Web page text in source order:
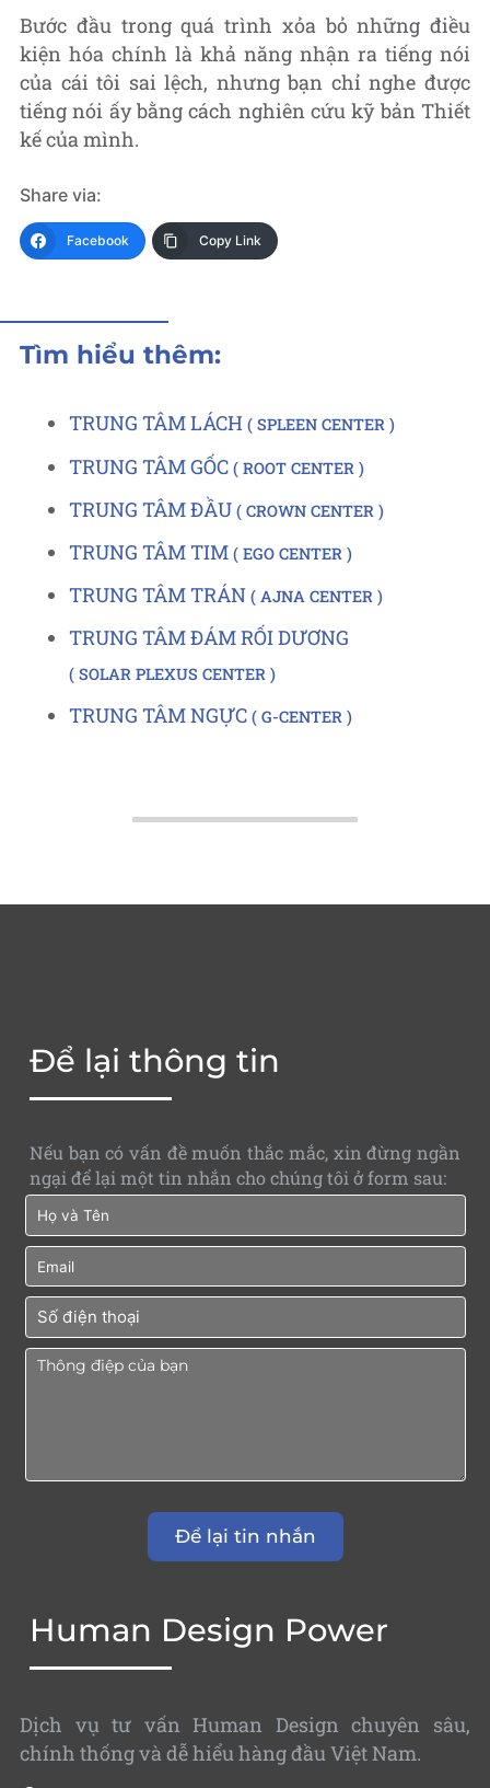
Bước đầu trong quá trình xỏa bỏ những điều
kiện hóa chính là khả năng nhận ra tiếng nói
của cái tôi sai lệch, nhưng bạn chỉ nghe được
tiếng nói ấy bằng cách nghiên cứu kỹ bản Thiết
kế của mình.
Share via:
Facebook Copy Link
Tìm hiểu thêm:
TRUNG TÂM LÁCH SPLEEN CENTER
TRUNG TÂM GỐC ROOT CENTER
TRUNG TÂM ĐẦU CROWN CENTER
TRUNG TÂM TIM EGO CENTER
TRUNG TÂM TRÁN AJNA CENTER
TRUNG TÂM ĐÁM RỐI DƯƠNG
SOLAR PLEXUS CENTER
TRUNG TÂM NGỰC G-CENTER
Human Design Power
Dịch vụ tư vấn Human Design chuyên sâu,
chính thống và dễ hiểu hàng đầu Việt Nam.
Để lại thông tin
Nếu bạn có vấn đề muốn thắc mắc, xin đừng ngần
ngại để lại một tin nhắn cho chúng tôi ở form sau: